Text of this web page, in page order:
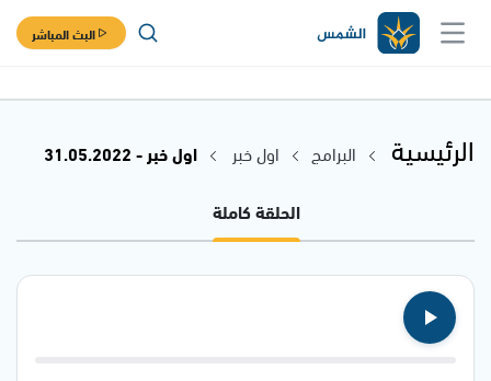
البث المباشر
الرئيسية البرامج اول خبر
اول خبر - 31.05.2022
الحلقة كاملة